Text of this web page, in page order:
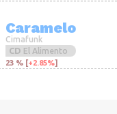
Caramelo
Cimafunk
CD El Alimento
23 % [+2.85%]